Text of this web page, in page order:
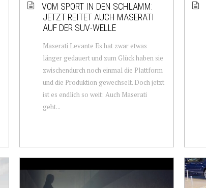
VOM SPORT IN DEN SCHLAMM:
JETZT REITET AUCH MASERATI
AUF DER SUV-WELLE
Maserati Levante Es hat zwar etwas
länger gedauert und zum Glück haben sie
zwischendurch noch einmal die Plattform
und die Produktion gewechselt. Doch jetzt
ist es endlich so weit: Auch Maserati
geht...